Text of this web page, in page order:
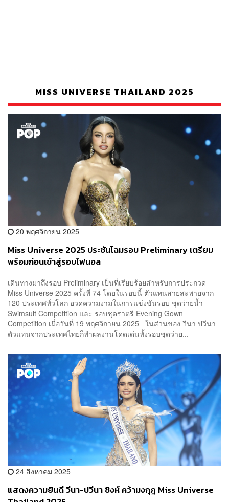
MISS UNIVERSE THAILAND 2025
20 พฤศจิกายน 2025
Miss Universe 2025 ประชันโฉมรอบ Preliminary เตรียม
พร้อมก่อนเข้าสู่รอบไฟนอล
เดินทางมาถึงรอบ Preliminary เป็นที่เรียบร้อยสำหรับการประกวด
Miss Universe 2025 ครั้งที่ 74 โดยในรอบนี้ ตัวแทนสายสะพายจาก
120 ประเทศทั่วโลก อวดความงามในการแข่งขันรอบ ชุดว่ายน้ำ
Swimsuit Competition และ รอบชุดราตรี Evening Gown
Competition เมื่อวันที่ 19 พฤศจิกายน 2025 ในส่วนของ วีนา ปวีนา
ตัวแทนจากประเทศไทยก็ทำผลงานโดดเด่นทั้งรอบชุดว่าย...
24 สิงหาคม 2025
แสดงความยินดี วีนา-ปวีนา ซิงห์ คว้ามงกุฎ Miss Universe